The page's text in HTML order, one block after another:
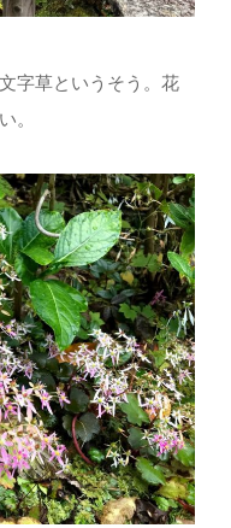
字草というそう。花
。